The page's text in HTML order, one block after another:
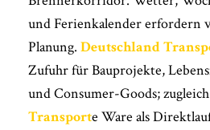
und Ferienkalender erfordern
Planung. Deutschland
Zufuhr für Bauprojekte,
und Consumer-Goods;
Transporte Ware als